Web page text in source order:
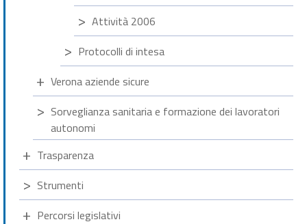
Attività 2006
Protocolli di intesa
Verona aziende sicure
Sorveglianza sanitaria e formazione dei lavoratori
autonomi
Trasparenza
Strumenti
Percorsi legislativi